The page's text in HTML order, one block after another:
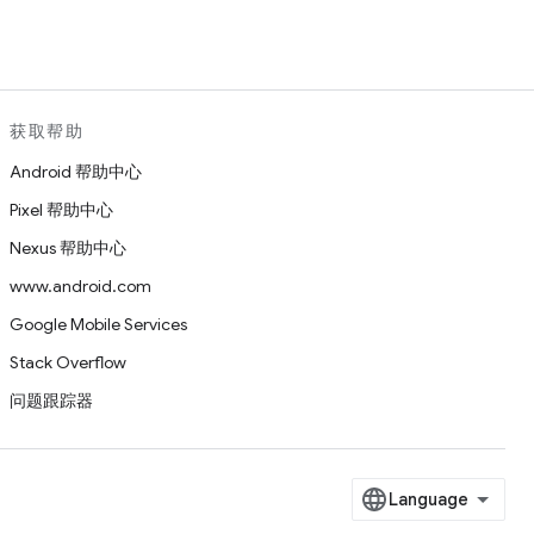
获取帮助
Android 帮助中心
Pixel 帮助中心
Nexus 帮助中心
www.android.com
Google Mobile Services
Stack Overflow
问题跟踪器